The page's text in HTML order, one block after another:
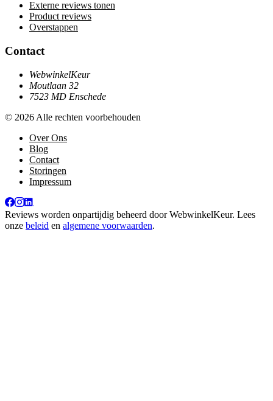
Externe reviews tonen
Product reviews
Overstappen
Contact
WebwinkelKeur
Moutlaan 32
7523 MD Enschede
© 2026 Alle rechten voorbehouden
Over Ons
Blog
Contact
Storingen
Impressum
Reviews worden onpartijdig beheerd doorWebwinkelKeur. Lees
onze beleid en algemene voorwaarden.